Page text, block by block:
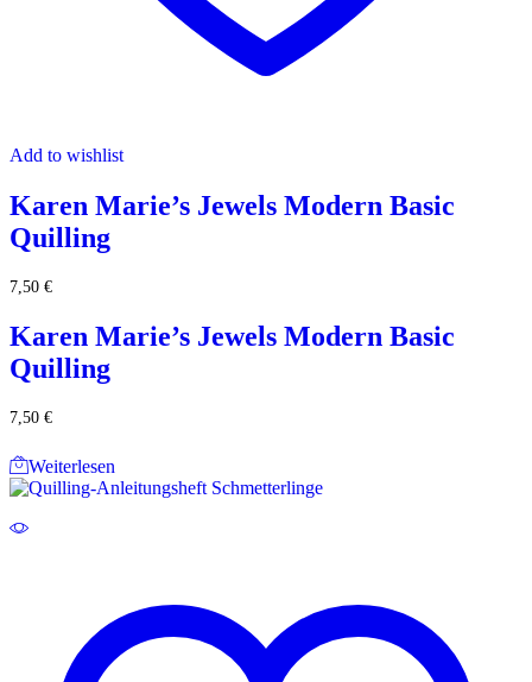
Add to wishlist
Karen Marie’s Jewels Modern Basic
Quilling
7,50 €
Karen Marie’s Jewels Modern Basic
Quilling
7,50 €
Weiterlesen